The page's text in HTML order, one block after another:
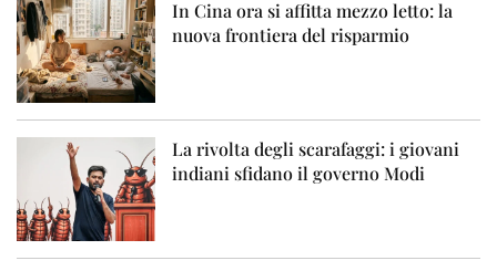
In Cina ora si affitta mezzo letto: la
nuova frontiera del risparmio
La rivolta degli scarafaggi: i giovani
indiani sfidano il governo Modi